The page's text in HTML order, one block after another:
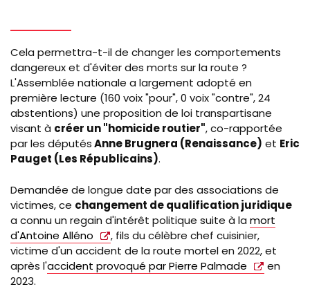
Cela permettra-t-il de changer les comportements
dangereux et d'éviter des morts sur la route ?
L'Assemblée nationale a largement adopté en
première lecture (160 voix "pour", 0 voix "contre", 24
abstentions) une proposition de loi transpartisane
visant à créer un "homicide routier", co-rapportée
par les députésAnne Brugnera (Renaissance) et Eric
Pauget (Les Républicains).
Demandée de longue date par des associations de
victimes, ce changement de qualification juridique
a connu un regain d'intérêt politique suite à la mort
d'Antoine Alléno
, fils du célèbre chef cuisinier,
victime d'un accident de la route mortel en 2022, et
après l'accident provoqué par Pierre Palmade
en
2023.